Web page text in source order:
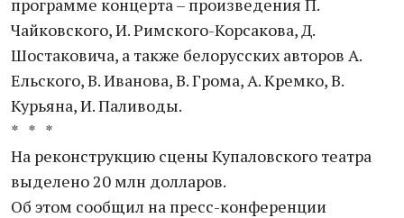
программе концерта – произведения П.
Чайковского, И. Римского-Корсакова, Д.
Шостаковича, а также белорусских авторов А.
Ельского, В. Иванова, В. Грома, А. Кремко, В.
Курьяна, И. Паливоды.
* * *
На реконструкцию сцены Купаловского театра
выделено 20 млн долларов.
Об этом сообщил на пресс-конференции